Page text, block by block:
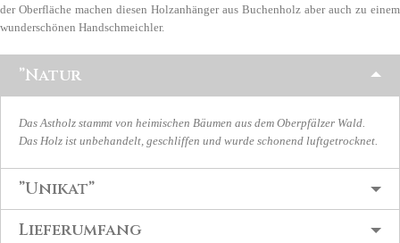
der Oberfläche machen diesen Holzanhänger aus Buchenholz aber auch zu einem
wunderschönen Handschmeichler.
”Natur
Das Astholz stammt von heimischen Bäumen aus dem Oberpfälzer Wald.
Das Holz ist unbehandelt, geschliffen und wurde schonend luftgetrocknet.
”Unikat”
Lieferumfang